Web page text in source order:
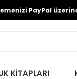
PayPal
KİTAPLARI